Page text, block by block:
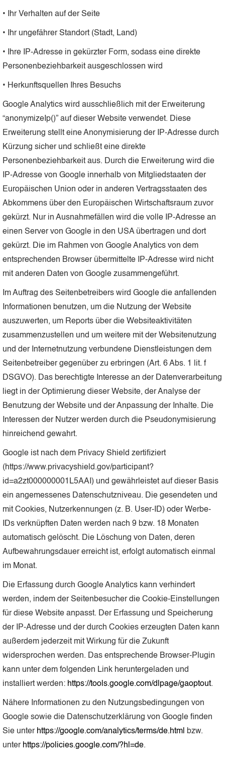
• Ihr Verhalten auf der Seite
• Ihr ungefährer Standort (Stadt, Land)
• Ihre IP-Adresse in gekürzter Form, sodass eine direkte
Personenbeziehbarkeit ausgeschlossen wird
• Herkunftsquellen Ihres Besuchs
Google Analytics wird ausschließlich mit der Erweiterung
“anonymizeIp()” auf dieser Website verwendet. Diese
Erweiterung stellt eine Anonymisierung der IP-Adresse durch
Kürzung sicher und schließt eine direkte
Personenbeziehbarkeit aus. Durch die Erweiterung wird die
IP-Adresse von Google innerhalb von Mitgliedstaaten der
Europäischen Union oder in anderen Vertragsstaaten des
Abkommens über den Europäischen Wirtschaftsraum zuvor
gekürzt. Nur in Ausnahmefällen wird die volle IP-Adresse an
einen Server von Google in den USA übertragen und dort
gekürzt. Die im Rahmen von Google Analytics von dem
entsprechenden Browser übermittelte IP-Adresse wird nicht
mit anderen Daten von Google zusammengeführt.
Im Auftrag des Seitenbetreibers wird Google die anfallenden
Informationen benutzen, um die Nutzung der Website
auszuwerten, um Reports über die Websiteaktivitäten
zusammenzustellen und um weitere mit der Websitenutzung
und der Internetnutzung verbundene Dienstleistungen dem
Seitenbetreiber gegenüber zu erbringen (Art. 6 Abs. 1 lit. f
DSGVO). Das berechtigte Interesse an der Datenverarbeitung
liegt in der Optimierung dieser Website, der Analyse der
Benutzung der Website und der Anpassung der Inhalte. Die
Interessen der Nutzer werden durch die Pseudonymisierung
hinreichend gewahrt.
Google ist nach dem Privacy Shield zertifiziert
(https://www.privacyshield.gov/participant?
id=a2zt000000001L5AAI) und gewährleistet auf dieser Basis
ein angemessenes Datenschutzniveau. Die gesendeten und
mit Cookies, Nutzerkennungen (z. B. User-ID) oder Werbe-
IDs verknüpften Daten werden nach 9 bzw. 18 Monaten
automatisch gelöscht. Die Löschung von Daten, deren
Aufbewahrungsdauer erreicht ist, erfolgt automatisch einmal
im Monat.
Die Erfassung durch Google Analytics kann verhindert
werden, indem der Seitenbesucher die Cookie-Einstellungen
für diese Website anpasst. Der Erfassung und Speicherung
der IP-Adresse und der durch Cookies erzeugten Daten kann
außerdem jederzeit mit Wirkung für die Zukunft
widersprochen werden. Das entsprechende Browser-Plugin
kann unter dem folgenden Link heruntergeladen und
installiert werden: https://tools.google.com/dlpage/gaoptout.
Nähere Informationen zu den Nutzungsbedingungen von
Google sowie die Datenschutzerklärung von Google finden
Sie unter https://google.com/analytics/terms/de.html
bzw.
unter https://policies.google.com/?hl=de.